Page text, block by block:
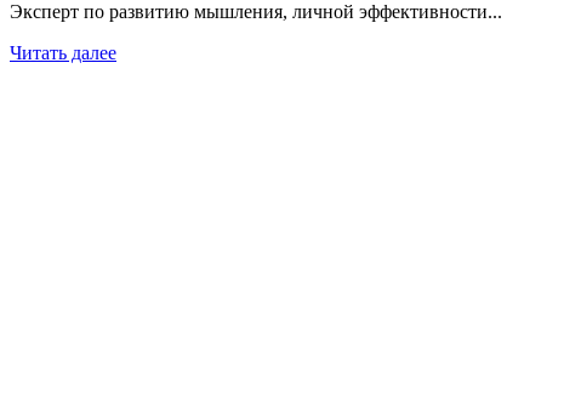
Эксперт по развитию мышления, личной эффективности...
Читать далее